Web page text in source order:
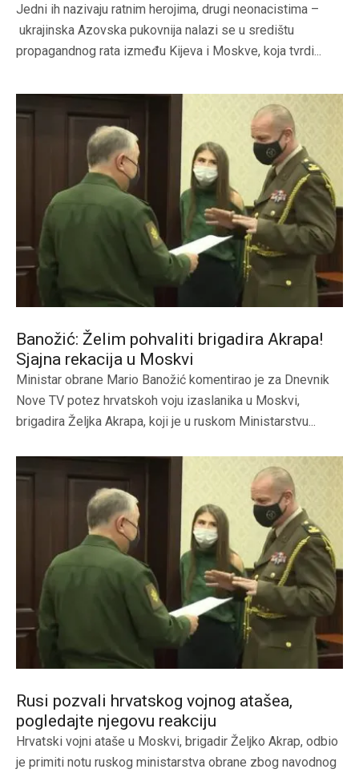
Jedni ih nazivaju ratnim herojima, drugi neonacistima –
ukrajinska Azovska pukovnija nalazi se u središtu
propagandnog rata između Kijeva i Moskve, koja tvrdi...
Banožić: Želim pohvaliti brigadira Akrapa!
Sjajna rekacija u Moskvi
Ministar obrane Mario Banožić komentirao je za Dnevnik
Nove TV potez hrvatskoh voju izaslanika u Moskvi,
brigadira Željka Akrapa, koji je u ruskom Ministarstvu...
Rusi pozvali hrvatskog vojnog atašea,
pogledajte njegovu reakciju
Hrvatski vojni ataše u Moskvi, brigadir Željko Akrap, odbio
je primiti notu ruskog ministarstva obrane zbog navodnog